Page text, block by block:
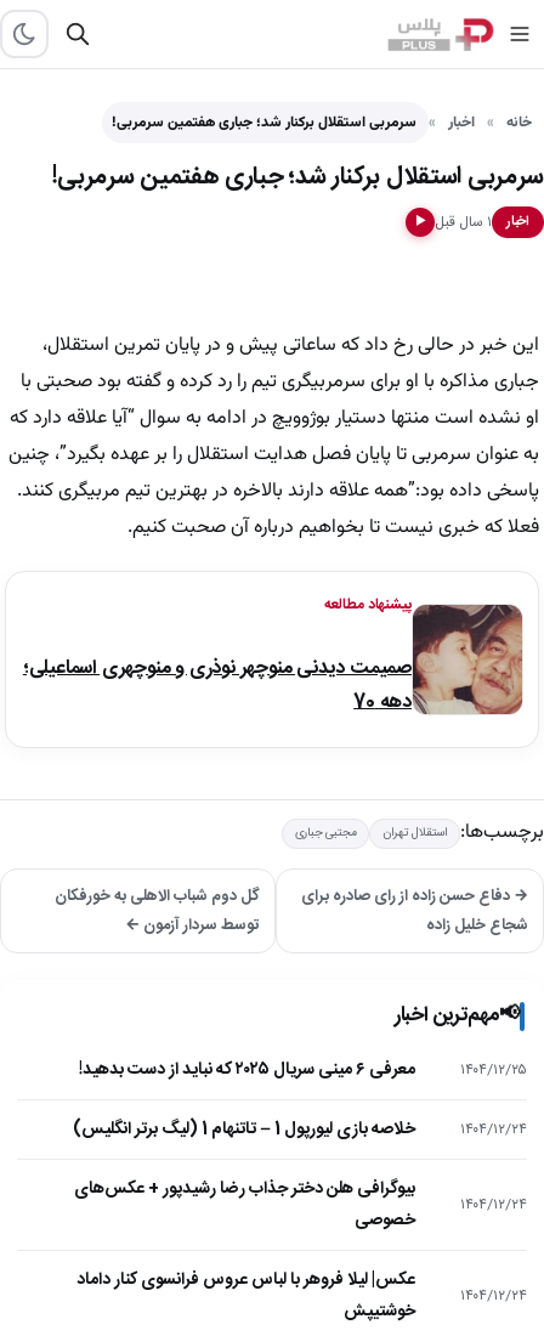
خانه اخبار سرمربی استقلال برکنار شد؛ جباری هفتمین سرمربی!
سرمربی استقلال برکنار شد؛ جباری هفتمین سرمربی!
اخبار ۱ سال قبل ▶
این خبر در حالی رخ داد که ساعاتی پیش و در پایان تمرین استقلال،
جباری مذاکره با او برای سرمربیگری تیم را رد کرده و گفته بود صحبتی با
او نشده است منتها دستیار بوژوویچ در ادامه به سوال “آیا علاقه دارد که
به عنوان سرمربی تا پایان فصل هدایت استقلال را بر عهده بگیرد”، چنین
پاسخی داده بود:”همه علاقه دارند بالاخره در بهترین تیم مربیگری کنند.
فعلا که خبری نیست تا بخواهیم درباره آن صحبت کنیم.
پیشنهاد مطالعه
صمیمت دیدنی منوچهر نوذری و منوچهری اسماعیلی؛
دهه 70
برچسب‌ها: استقلال تهران مجتبی جباری
→ دفاع حسن زاده از رای صادره برای
شجاع خلیل زاده
گل دوم شباب الاهلی به خورفکان
توسط سردار آزمون ←
📢مهم‌ترین اخبار
۱۴۰۴/۱۲/۲۵ معرفی ۶ مینی سریال ۲۰۲۵ که نباید از دست بدهید!
۱۴۰۴/۱۲/۲۴ خلاصه بازی لیورپول 1 – تاتنهام 1 (لیگ برتر انگلیس)
۱۴۰۴/۱۲/۲۴
بیوگرافی هلن دختر جذاب رضا رشیدپور + عکس‌های
خصوصی
۱۴۰۴/۱۲/۲۴
عکس| لیلا فروهر با لباس عروس فرانسوی کنار داماد
خوشتیپش